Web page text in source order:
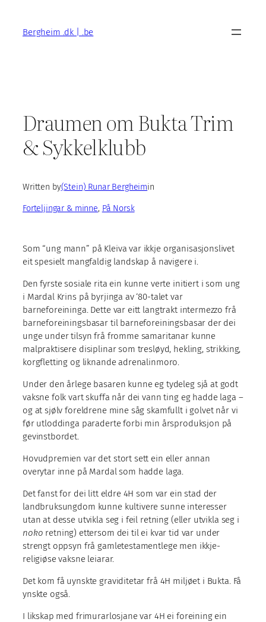
contentBergheim .dk | .be
Draumen om Bukta Trim
& Sykkelklubb
Written by(Stein) Runar Bergheimin
Forteljingar & minne, På Norsk
Som “ung mann” på Kleiva var ikkje organisasjonslivet
eit spesielt mangfaldig landskap å navigere i.
Den fyrste sosiale rita ein kunne verte initiert i som ung
i Mardal Krins på byrjinga av ‘80-talet var
barneforeininga. Dette var eitt langtrakt intermezzo frå
barneforeiningsbasar til barneforeiningsbasar der dei
unge under tilsyn frå fromme samaritanar kunne
malpraktisere disiplinar som tresløyd, hekling, strikking,
korgfletting og liknande adrenalinmoro.
Under den årlege basaren kunne eg tydeleg sjå at godt
vaksne folk vart skuffa når dei vann ting eg hadde laga –
og at sjølv foreldrene mine såg skamfullt i golvet når vi
før utloddinga paraderte forbi min årsproduksjon på
gevinstbordet.
Hovudpremien var det stort sett ein eller annan
overytar inne på Mardal som hadde laga.
Det fanst for dei litt eldre 4H som var ein stad der
landbruksungdom kunne kultivere sunne interesser
utan at desse utvikla seg i feil retning (eller utvikla seg i
noko retning) ettersom dei til ei kvar tid var under
strengt oppsyn frå gamletestamentlege men ikkje-
religiøse vaksne leiarar.
Det kom få uynskte graviditetar frå 4H miljøet i Bukta. Få
ynskte også.
I likskap med frimurarlosjane var 4H ei foreining ein